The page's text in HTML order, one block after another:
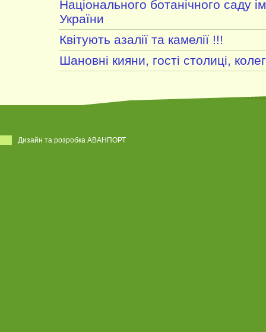
Національного ботанічного саду
України
Квітують азалії та камелії !!!
Шановні кияни, гості столиці,
Дизайн та розробка АВАНПОРТ